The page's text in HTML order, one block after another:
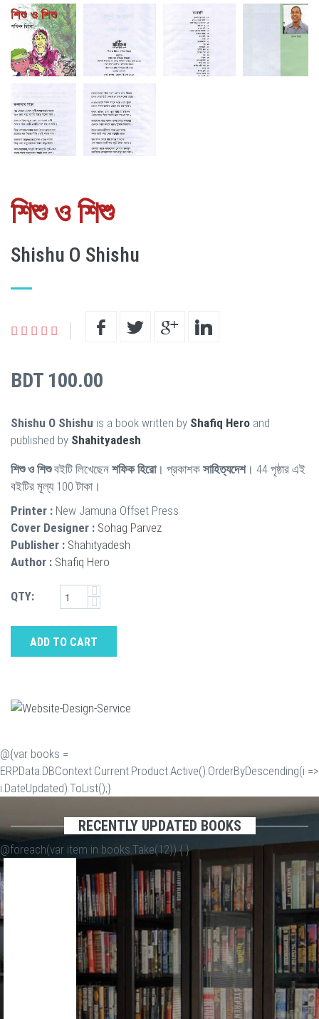
শিশু ও শিশু
Shishu O Shishu
BDT 100.00
Shishu O Shishu is a book written by Shafiq Hero and
published by Shahityadesh
শিশু ও শিশুবইটি লিখেছেন শফিক হিরো। প্রকাশক সাহিত্যদেশ। 44 পৃষ্ঠার এই
বইটির মূল্য 100 টাকা।
Printer : New Jamuna Offset Press
Cover Designer : Sohag Parvez
Publisher : Shahityadesh
Author : Shafiq Hero
QTY:
ADD TO CART
@{var books =
ERP.Data.DBContext.Current.Product.Active().OrderByDescending(i =>
i.DateUpdated).ToList();}
RECENTLY UPDATED BOOKS
@foreach(var item in books.Take(12)) {}